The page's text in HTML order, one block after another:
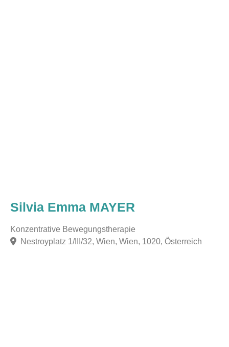
Silvia Emma MAYER
Konzentrative Bewegungstherapie
Nestroyplatz 1/III/32, Wien, Wien, 1020, Österreich